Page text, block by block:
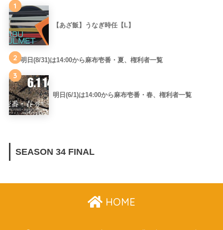
1
【あざ飯】うなぎ時任【L】
2 明日(8/31)は14:00から麻布壱番・夏、権利者一覧
3
明日(6/1)は14:00から麻布壱番・春、権利者一覧
SEASON 34 FINAL
HOME